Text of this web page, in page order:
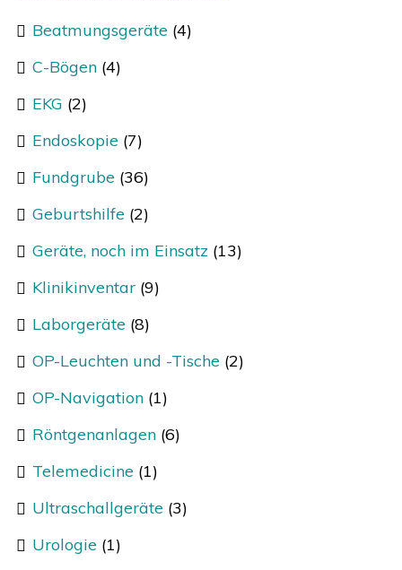
Beatmungsgeräte (4)
C-Bögen (4)
EKG (2)
Endoskopie (7)
Fundgrube (36)
Geburtshilfe (2)
Geräte, noch im Einsatz (13)
Klinikinventar (9)
Laborgeräte (8)
OP-Leuchten und -Tische (2)
OP-Navigation (1)
Röntgenanlagen (6)
Telemedicine (1)
Ultraschallgeräte (3)
Urologie (1)